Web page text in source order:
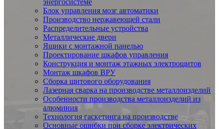
энергосистеме
Блок управления мозг автоматики
Производство нержавеющей стали
Распределительные устройства
Металлические двери
Ящики с монтажной панелью
Проектирование шкафов управления
Конструкция и монтаж этажных электрощитов
Монтаж шкафов ВРУ
Сборка щитового оборудования
Лазерная сварка на производстве металлоизделий
Особенности производства металлоизделий из
алюминия
Технология гаскетинга на производстве
Основные ошибки при сборке электрических